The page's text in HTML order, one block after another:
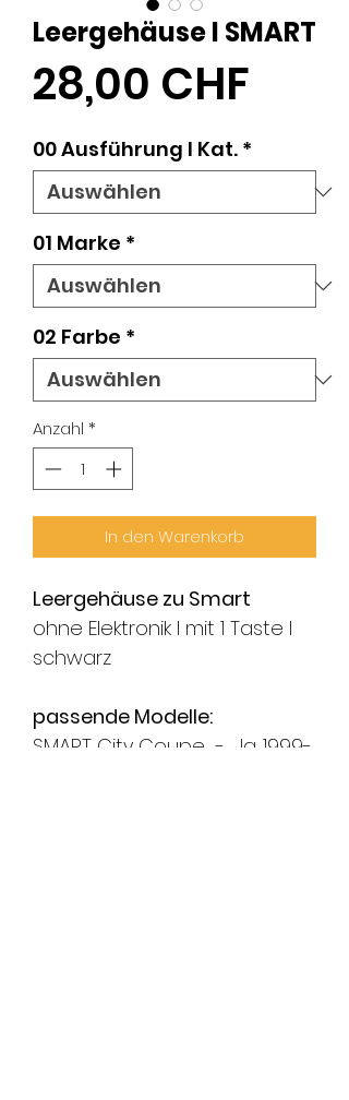
Leergehäuse I SMART
28,00 CHF
00 Ausführung l Kat. *
01 Marke *
02 Farbe *
Anzahl *
In den Warenkorb
Leergehäuse zu Smart
ohne Elektronik l mit 1 Taste I
schwarz
passende Modelle:
SMART City Coupe - Jg. 1999-